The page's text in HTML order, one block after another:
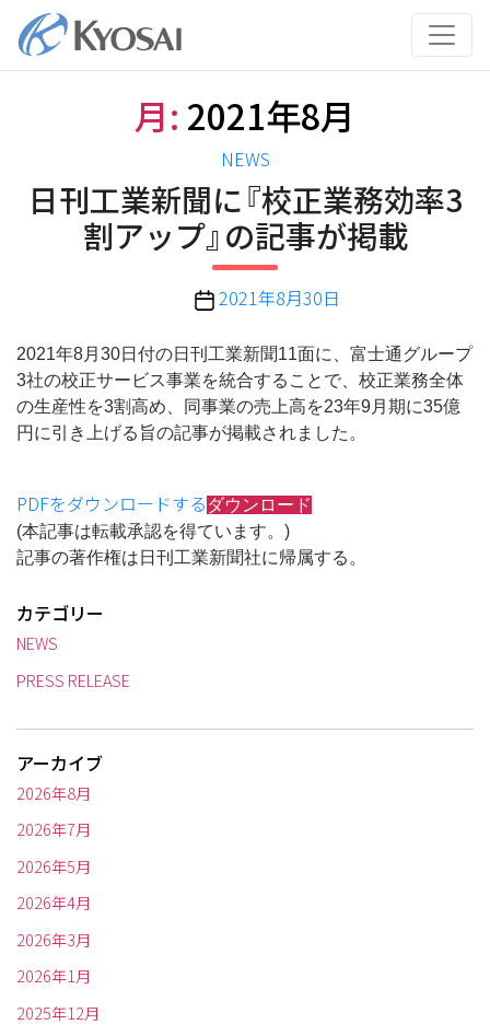
テ
月: 2021年8月
カ
テ
ゴ
リ
ー
NEWS
日刊工業新聞に『校正業務効率3
割アップ』の記事が掲載
投
日
2021年8月30日
2021年8月30日付の日刊工業新聞11面に、富士通グループ
3社の校正サービス事業を統合することで、校正業務全体
の生産性を3割高め、同事業の売上高を23年9月期に35億
円に引き上げる旨の記事が掲載されました。
PDFをダウンロードする ダウンロード
(本記事は転載承認を得ています。)
記事の著作権は日刊工業新聞社に帰属する。
カテゴリー
NEWS
PRESS RELEASE
アーカイブ
2026年8月
2026年7月
2026年5月
2026年4月
2026年3月
2026年1月
2025年12月